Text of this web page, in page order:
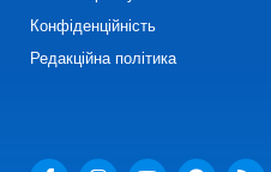
Конфіденційність
Редакційна політика